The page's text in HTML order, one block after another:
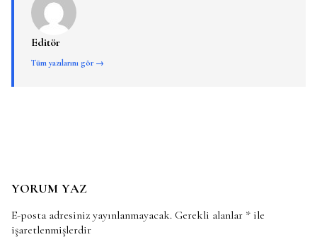
Editör
Tüm yazılarını gör →
YORUM YAZ
E-posta adresiniz yayınlanmayacak. Gerekli alanlar * ile
işaretlenmişlerdir